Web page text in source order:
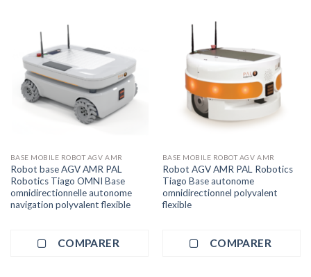
BASE MOBILE ROBOT AGV AMR
Robot base AGV AMR PAL
Robotics Tiago OMNI Base
omnidirectionnelle autonome
navigation polyvalent flexible
COMPARER
BASE MOBILE ROBOT AGV AMR
Robot AGV AMR PAL Robotics
Tiago Base autonome
omnidirectionnel polyvalent
flexible
COMPARER